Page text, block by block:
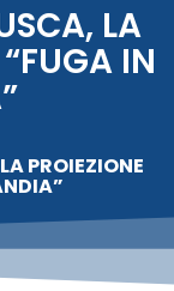
LA
IN
PROIEZIONE